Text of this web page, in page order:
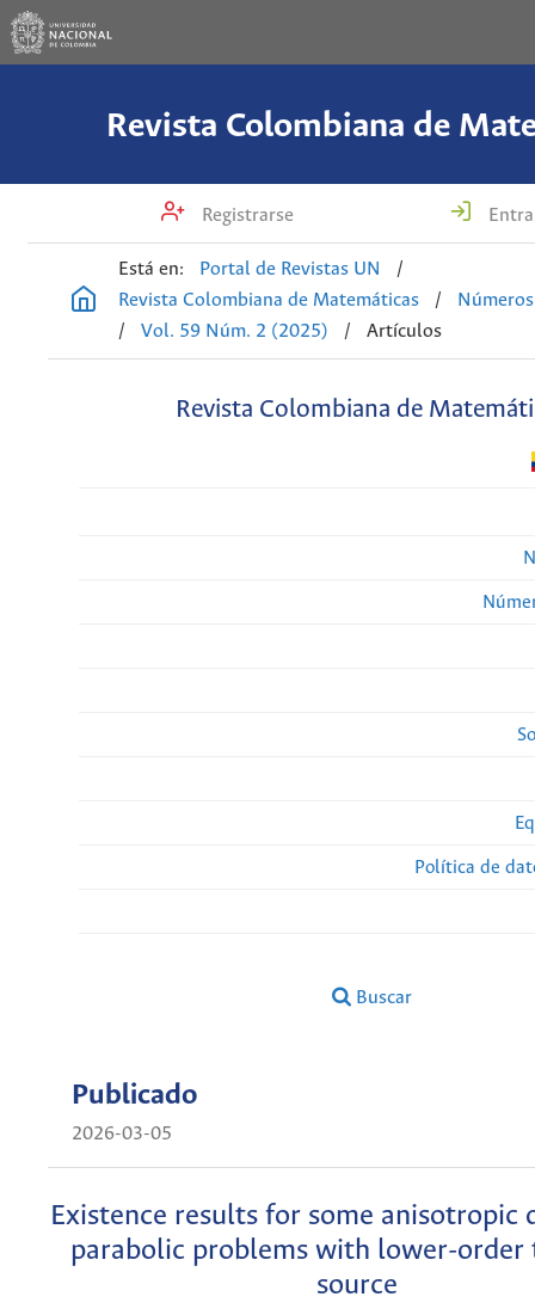
Revista Colombiana de
Registrarse
Está en: Portal de Revistas UN
/
Revista Colombiana de Matemáticas
/
/
Vol. 59 Núm. 2 (2025) / Artículos
Revista Colombiana de
Política de
Buscar
Publicado
2026-03-05
Existence results for some anisotropic
parabolic problems with lower-order
source